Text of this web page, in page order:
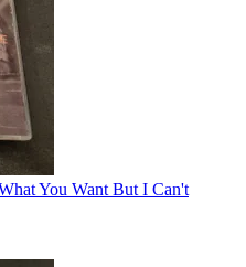
You Want But I Can't